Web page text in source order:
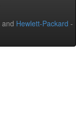
and Hewlett-Packard -